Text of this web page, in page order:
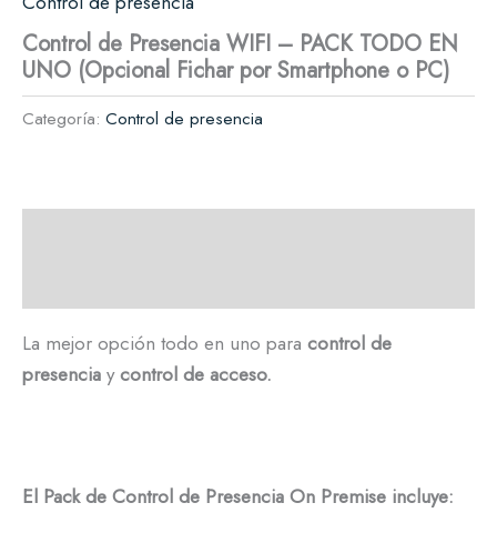
Control de Presencia WIFI – PACK TODO EN
UNO (Opcional Fichar por Smartphone o PC)
Categoría: Control de presencia
La mejor opción todo en uno para control de
presencia ycontrol de acceso.
El Pack de Control de Presencia On Premise incluye: